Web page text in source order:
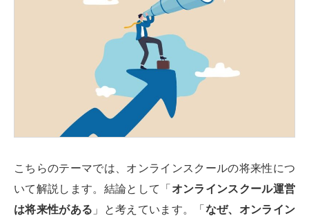
こちらのテーマでは、オンラインスクールの将来性につ
いて解説します。結論として「 オンラインスクール運営
は将来性がある 」と考えています。「 なぜ、オンライン